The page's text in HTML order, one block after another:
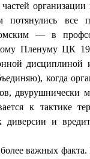
организации
все
— в
Пле­нуму ЦК
дисциплиной
когда
двурушнически
к тактике
диверсии и
важных